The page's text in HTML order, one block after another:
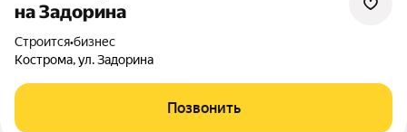
на Задорина
Строится•бизнес
Кострома, ул. Задорина
Позвонить